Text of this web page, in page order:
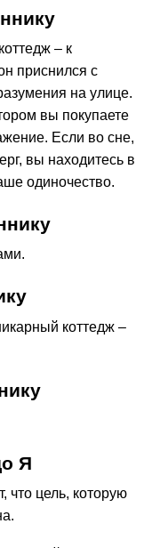
– к
приснился с
на улице.
вы покупаете
Если во сне,
вы находитесь в
одиночество.
коттедж –
Я
что цель, которую